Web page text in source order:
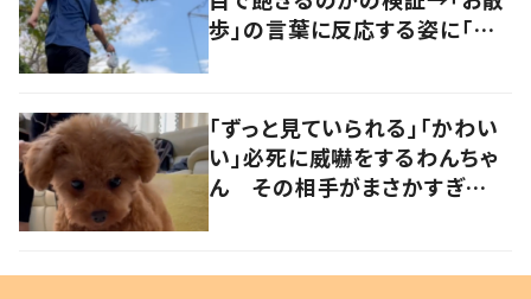
歩」の言葉に反応する姿に「可
「ずっと見ていられる」「かわい
い」必死に威嚇をするわんちゃ
ん その相手がまさかすぎ